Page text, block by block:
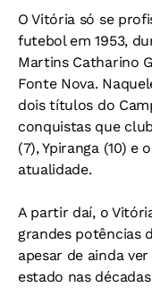
O Vitória só se
futebol em 1953,
Martins Catharino
Fonte Nova.
dois títulos do
conquistas que
(7), Ypiranga (10) e
atualidade.
A partir daí, o
grandes potências
apesar de ainda
estado nas